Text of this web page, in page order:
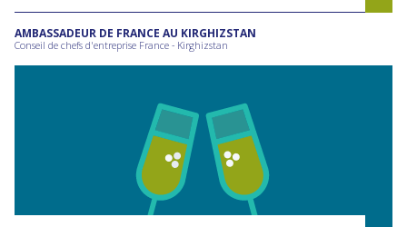
AMBASSADEUR DE FRANCE AU KIRGHIZSTAN
Conseil de chefs d'entreprise France - Kirghizstan